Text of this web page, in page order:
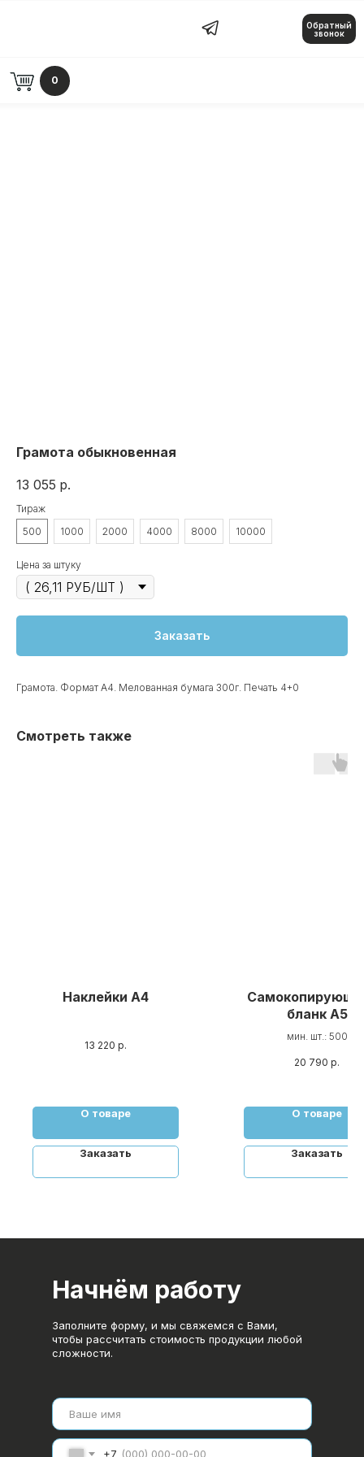
Обратный
звонок
0
Грамота обыкновенная
13 055 р.
Тираж
500
1000 2000 4000 8000 10000
Цена за штуку
Заказать
Грамота. Формат А4. Мелованная бумага 300г. Печать 4+0
Смотреть также
Наклейки А4
13 220 р.
О товаре
Заказать
бланк А5
мин. шт.: 500
20 790 р.
О товаре
Заказать
+7
Начнём работу
Заполните форму, и мы свяжемся с Вами,
чтобы рассчитать стоимость продукции любой
сложности.